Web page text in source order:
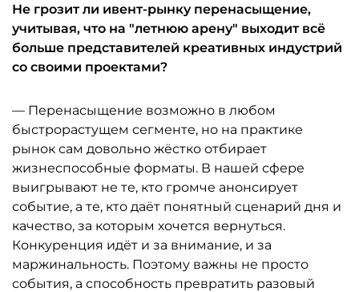
Не грозит ли ивент-рынку перенасыщение,
учитывая, что на "летнюю арену" выходит всё
больше представителей креативных индустрий
со своими проектами?
— Перенасыщение возможно в любом
быстрорастущем сегменте, но на практике
рынок сам довольно жёстко отбирает
жизнеспособные форматы. В нашей сфере
выигрывают не те, кто громче анонсирует
событие, а те, кто даёт понятный сценарий дня и
качество, за которым хочется вернуться.
Конкуренция идёт и за внимание, и за
маржинальность. Поэтому важны не просто
события, а способность превратить разовый